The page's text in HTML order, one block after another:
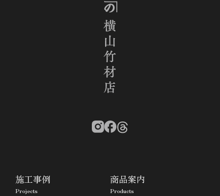
施工事例
Projects
商品案内
Products